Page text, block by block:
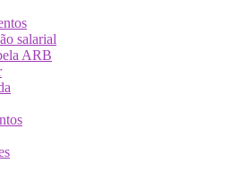
salarial
ARB